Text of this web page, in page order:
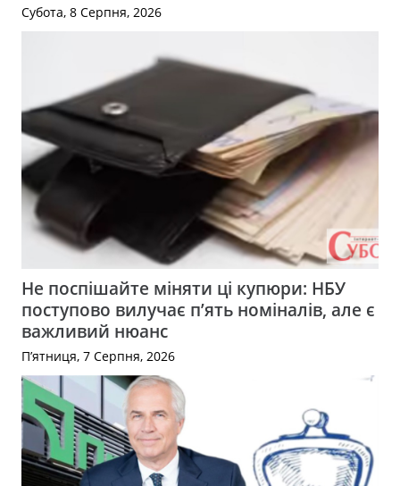
Субота, 8 Серпня, 2026
Не поспішайте міняти ці купюри: НБУ
поступово вилучає п’ять номіналів, але є
важливий нюанс
П’ятниця, 7 Серпня, 2026